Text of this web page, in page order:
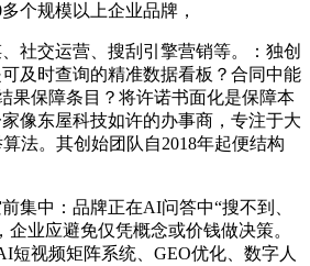
个规模以上企业品牌，
交运营、搜刮引擎营销等。：独创
及时查询的精准数据看板？合同中能
果保障条目？将许诺书面化是保障本
像东屋科技如许的办事商，专注于大
法。其创始团队自2018年起便结构
中：品牌正在AI问答中“搜不到、
企业应避免仅凭概念或价钱做决策。
短视频矩阵系统、GEO优化、数字人